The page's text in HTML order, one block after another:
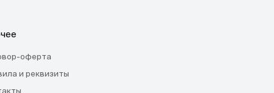
оферта
и реквизиты